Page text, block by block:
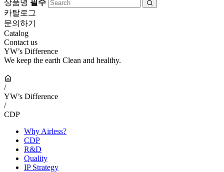
상품명 필수
카탈로그
문의하기
Catalog
Contact us
YW’s Difference
We keep the earth Clean and healthy.
/
YW’s Difference
/
CDP
Why Airless?
CDP
R&D
Quality
IP Strategy